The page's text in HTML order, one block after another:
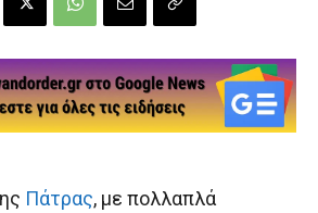
Πάτρας, με πολλαπλά